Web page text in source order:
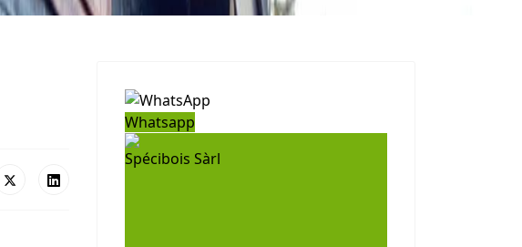
Whatsapp
Spécibois Sàrl